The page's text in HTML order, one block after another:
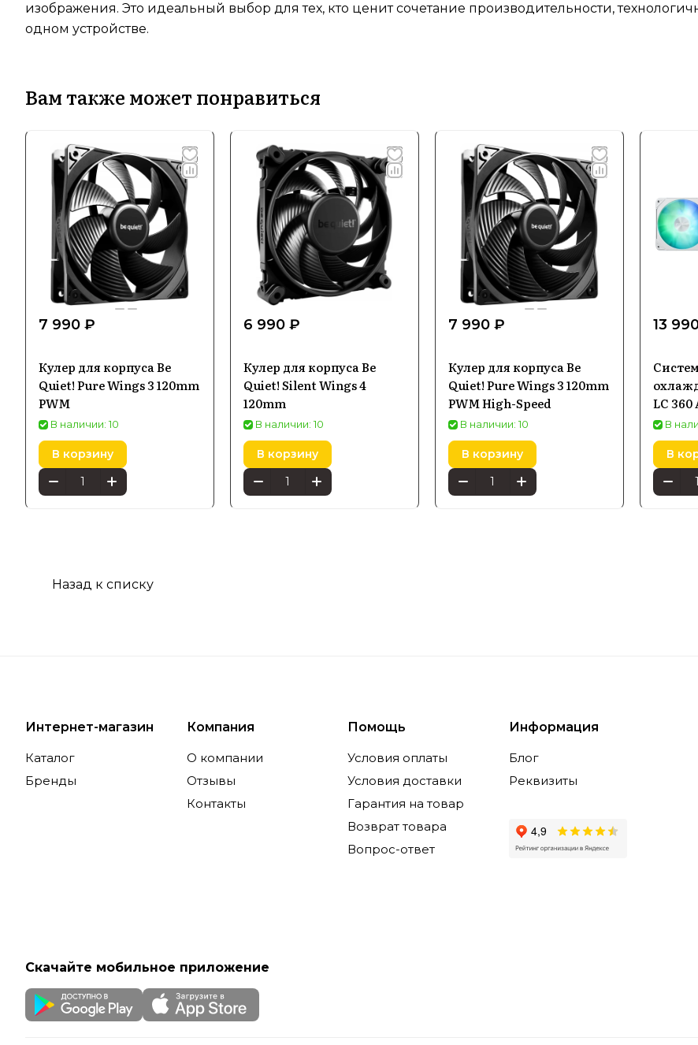
изображения. Это идеальный выбор для тех, кто ценит сочетание производительности,
одном устройстве.
Вам также может понравиться
7 990 ₽
Кулер для корпуса Be
Quiet! Pure Wings 3 120mm
PWM
В наличии: 10
В корзину
6 990 ₽
Кулер для корпуса Be
Quiet! Silent Wings 4
120mm
В наличии: 10
В корзину
7 990 ₽
Кулер для корпуса Be
Quiet! Pure Wings 3 120mm
PWM High-Speed
В наличии: 10
В корзину
13
LC 360
В
В
Назад к списку
Интернет-магазин
Каталог
Бренды
Компания
О компании
Отзывы
Контакты
Помощь
Условия оплаты
Условия доставки
Гарантия на товар
Возврат товара
Вопрос-ответ
Информация
Блог
Реквизиты
Скачайте мобильное приложение